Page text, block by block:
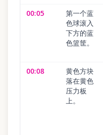
00:05
第一个蓝
色球滚入
下方的蓝
色篮筐。
00:08
黄色方块
落在黄色
压力板
上。